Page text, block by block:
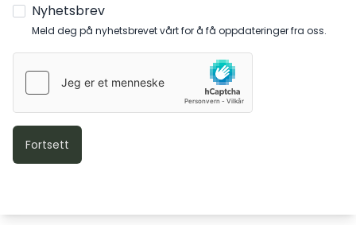
Nyhetsbrev
Meld deg på nyhetsbrevet vårt for å få oppdateringer fra oss.